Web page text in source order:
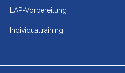
LAP-Vorbereitung
Individualtraining